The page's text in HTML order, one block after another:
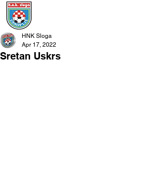
Sretan Uskrs
HNK Sloga
Apr 17, 2022